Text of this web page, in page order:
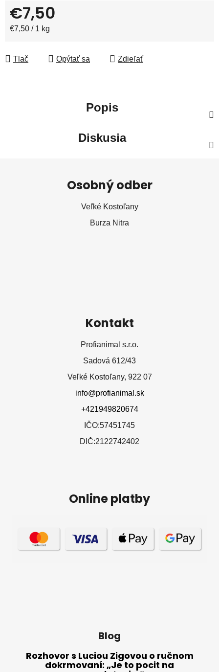
€7,50
Jednotková cena:
€7,50 / 1 kg
Tlač Opýtať sa Zdieľať
Popis
Diskusia
Osobný odber
Veľké Kostoľany
Burza Nitra
Kontakt
Profianimal s.r.o.
Sadová 612/43
Veľké Kostoľany, 922 07
info@profianimal.sk
+421949820674
IČO:57451745
DIČ:2122742402
Online platby
Blog
Rozhovor s Luciou Zigovou o ručnom
dokrmovaní: „Je to pocit na